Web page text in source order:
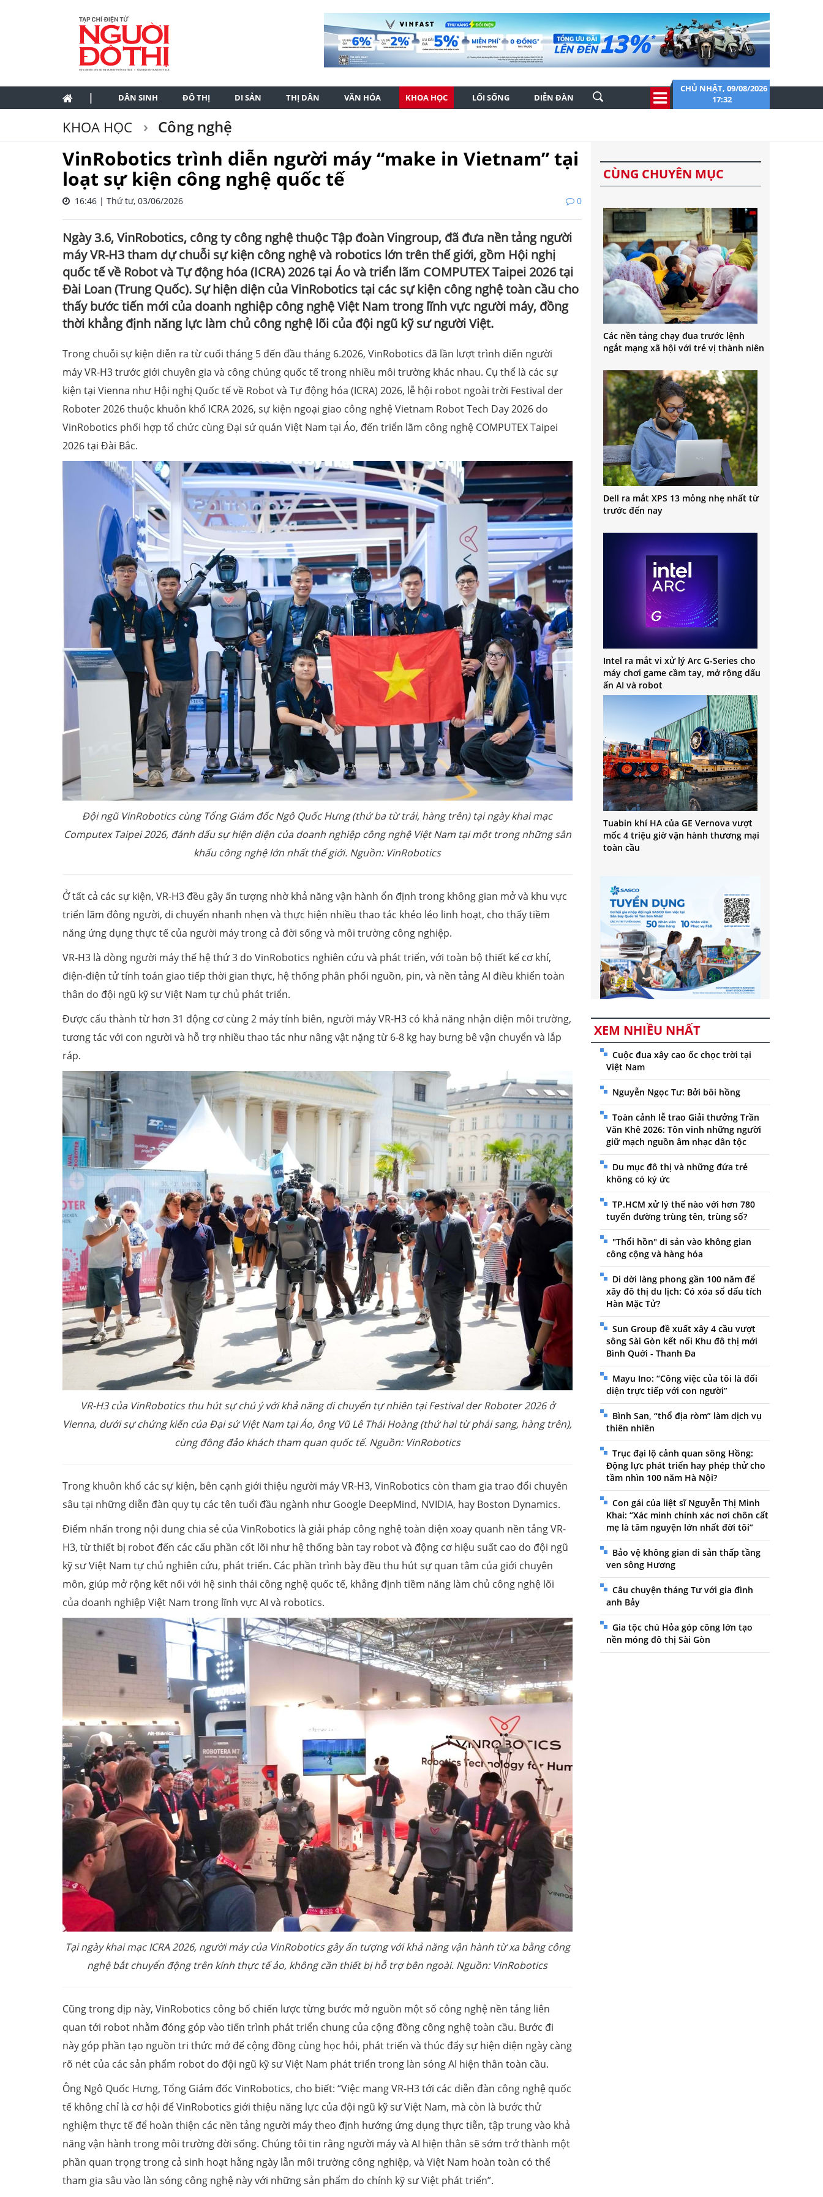
| DÂN SINH ĐÔ THỊ DI SẢN THỊ DÂN VĂN HÓA KHOA HỌC LỐI SỐNG DIỄN ĐÀN
CHỦ NHẬT, 09/08/2026
17:32
KHOA HỌC Công nghệ
VinRobotics trình diễn người máy “make in Vietnam” tại
loạt sự kiện công nghệ quốc tế
16:46 | Thứ tư, 03/06/2026 0
Ngày 3.6, VinRobotics, công ty công nghệ thuộc Tập đoàn Vingroup, đã đưa nền tảng người
máy VR-H3 tham dự chuỗi sự kiện công nghệ và robotics lớn trên thế giới, gồm Hội nghị
quốc tế về Robot và Tự động hóa (ICRA) 2026 tại Áo và triển lãm COMPUTEX Taipei 2026 tại
Đài Loan (Trung Quốc). Sự hiện diện của VinRobotics tại các sự kiện công nghệ toàn cầu cho
thấy bước tiến mới của doanh nghiệp công nghệ Việt Nam trong lĩnh vực người máy, đồng
thời khẳng định năng lực làm chủ công nghệ lõi của đội ngũ kỹ sư người Việt.
Trong chuỗi sự kiện diễn ra từ cuối tháng 5 đến đầu tháng 6.2026, VinRobotics đã lần lượt trình diễn người
máy VR-H3 trước giới chuyên gia và công chúng quốc tế trong nhiều môi trường khác nhau. Cụ thể là các sự
kiện tại Vienna như Hội nghị Quốc tế về Robot và Tự động hóa (ICRA) 2026, lễ hội robot ngoài trời Festival der
Roboter 2026 thuộc khuôn khổ ICRA 2026, sự kiện ngoại giao công nghệ Vietnam Robot Tech Day 2026 do
VinRobotics phối hợp tổ chức cùng Đại sứ quán Việt Nam tại Áo, đến triển lãm công nghệ COMPUTEX Taipei
2026 tại Đài Bắc.
Đội ngũ VinRobotics cùng Tổng Giám đốc Ngô Quốc Hưng (thứ ba từ trái, hàng trên) tại ngày khai mạc
Computex Taipei 2026, đánh dấu sự hiện diện của doanh nghiệp công nghệ Việt Nam tại một trong những sân
khấu công nghệ lớn nhất thế giới. Nguồn: VinRobotics
Ở tất cả các sự kiện, VR-H3 đều gây ấn tượng nhờ khả năng vận hành ổn định trong không gian mở và khu vực
triển lãm đông người, di chuyển nhanh nhẹn và thực hiện nhiều thao tác khéo léo linh hoạt, cho thấy tiềm
năng ứng dụng thực tế của người máy trong cả đời sống và môi trường công nghiệp.
VR-H3 là dòng người máy thế hệ thứ 3 do VinRobotics nghiên cứu và phát triển, với toàn bộ thiết kế cơ khí,
điện-điện tử tính toán giao tiếp thời gian thực, hệ thống phân phối nguồn, pin, và nền tảng AI điều khiển toàn
thân do đội ngũ kỹ sư Việt Nam tự chủ phát triển.
Được cấu thành từ hơn 31 động cơ cùng 2 máy tính biên, người máy VR-H3 có khả năng nhận diện môi trường,
tương tác với con người và hỗ trợ nhiều thao tác như nâng vật nặng từ 6-8 kg hay bưng bê vận chuyển và lắp
ráp.
VR-H3 của VinRobotics thu hút sự chú ý với khả năng di chuyển tự nhiên tại Festival der Roboter 2026 ở
Vienna, dưới sự chứng kiến của Đại sứ Việt Nam tại Áo, ông Vũ Lê Thái Hoàng (thứ hai từ phải sang, hàng trên),
cùng đông đảo khách tham quan quốc tế. Nguồn: VinRobotics
Trong khuôn khổ các sự kiện, bên cạnh giới thiệu người máy VR-H3, VinRobotics còn tham gia trao đổi chuyên
sâu tại những diễn đàn quy tụ các tên tuổi đầu ngành như Google DeepMind, NVIDIA, hay Boston Dynamics.
Điểm nhấn trong nội dung chia sẻ của VinRobotics là giải pháp công nghệ toàn diện xoay quanh nền tảng VR-
H3, từ thiết bị robot đến các cấu phần cốt lõi như hệ thống bàn tay robot và động cơ hiệu suất cao do đội ngũ
kỹ sư Việt Nam tự chủ nghiên cứu, phát triển. Các phần trình bày đều thu hút sự quan tâm của giới chuyên
môn, giúp mở rộng kết nối với hệ sinh thái công nghệ quốc tế, khẳng định tiềm năng làm chủ công nghệ lõi
của doanh nghiệp Việt Nam trong lĩnh vực AI và robotics.
Tại ngày khai mạc ICRA 2026, người máy của VinRobotics gây ấn tượng với khả năng vận hành từ xa bằng công
nghệ bắt chuyển động trên kính thực tế ảo, không cần thiết bị hỗ trợ bên ngoài. Nguồn: VinRobotics
Cũng trong dịp này, VinRobotics công bố chiến lược từng bước mở nguồn một số công nghệ nền tảng liên
quan tới robot nhằm đóng góp vào tiến trình phát triển chung của cộng đồng công nghệ toàn cầu. Bước đi
này góp phần tạo nguồn tri thức mở để cộng đồng cùng học hỏi, phát triển và thúc đẩy sự hiện diện ngày càng
rõ nét của các sản phẩm robot do đội ngũ kỹ sư Việt Nam phát triển trong làn sóng AI hiện thân toàn cầu.
Ông Ngô Quốc Hưng, Tổng Giám đốc VinRobotics, cho biết: “Việc mang VR-H3 tới các diễn đàn công nghệ quốc
tế không chỉ là cơ hội để VinRobotics giới thiệu năng lực của đội ngũ kỹ sư Việt Nam, mà còn là bước thử
nghiệm thực tế để hoàn thiện các nền tảng người máy theo định hướng ứng dụng thực tiễn, tập trung vào khả
năng vận hành trong môi trường đời sống. Chúng tôi tin rằng người máy và AI hiện thân sẽ sớm trở thành một
phần quan trọng trong cả sinh hoạt hằng ngày lẫn môi trường công nghiệp, và Việt Nam hoàn toàn có thể
tham gia sâu vào làn sóng công nghệ này với những sản phẩm do chính kỹ sư Việt phát triển”.
CÙNG CHUYÊN MỤC
Các nền tảng chạy đua trước lệnh
ngắt mạng xã hội với trẻ vị thành niên
Dell ra mắt XPS 13 mỏng nhẹ nhất từ
trước đến nay
Intel ra mắt vi xử lý Arc G-Series cho
máy chơi game cầm tay, mở rộng dấu
ấn AI và robot
Tuabin khí HA của GE Vernova vượt
mốc 4 triệu giờ vận hành thương mại
toàn cầu
XEM NHIỀU NHẤT
Cuộc đua xây cao ốc chọc trời tại
Việt Nam
Nguyễn Ngọc Tư: Bởi bôi hồng
Toàn cảnh lễ trao Giải thưởng Trần
Văn Khê 2026: Tôn vinh những người
giữ mạch nguồn âm nhạc dân tộc
Du mục đô thị và những đứa trẻ
không có ký ức
TP.HCM xử lý thế nào với hơn 780
tuyến đường trùng tên, trùng số?
"Thổi hồn" di sản vào không gian
công cộng và hàng hóa
Di dời làng phong gần 100 năm để
xây đô thị du lịch: Có xóa sổ dấu tích
Hàn Mặc Tử?
Sun Group đề xuất xây 4 cầu vượt
sông Sài Gòn kết nối Khu đô thị mới
Bình Quới - Thanh Đa
Mayu Ino: “Công việc của tôi là đối
diện trực tiếp với con người”
Bình San, “thổ địa ròm” làm dịch vụ
thiên nhiên
Trục đại lộ cảnh quan sông Hồng:
Động lực phát triển hay phép thử cho
tầm nhìn 100 năm Hà Nội?
Con gái của liệt sĩ Nguyễn Thị Minh
Khai: “Xác minh chính xác nơi chôn cất
mẹ là tâm nguyện lớn nhất đời tôi”
Bảo vệ không gian di sản thấp tầng
ven sông Hương
Câu chuyện tháng Tư với gia đình
anh Bảy
Gia tộc chú Hỏa góp công lớn tạo
nền móng đô thị Sài Gòn